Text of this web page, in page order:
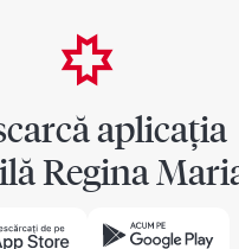
aplicația
Regina